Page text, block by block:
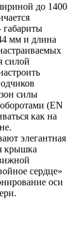
до 1400
мм и длина
силой
силы
(EN
как на
элегантная
крышка
сердце»
оси